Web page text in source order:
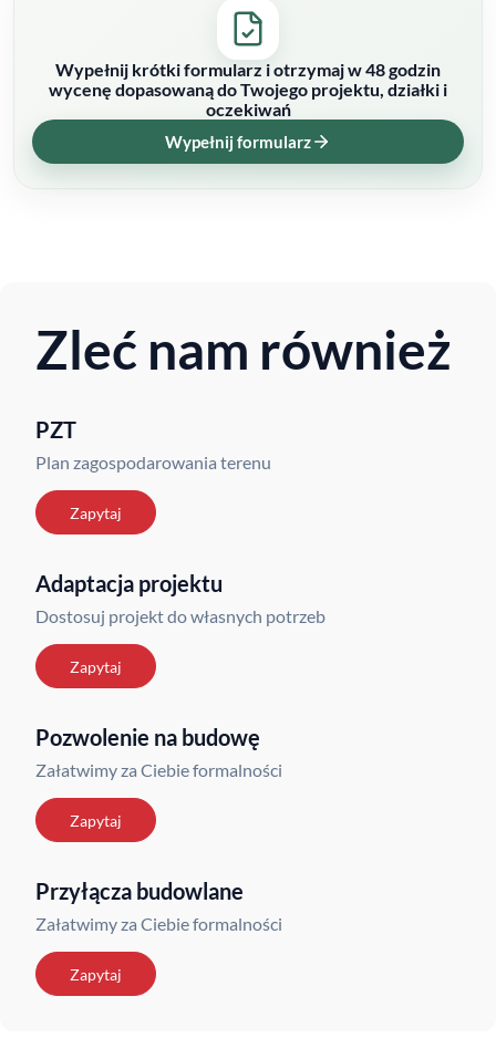
Wypełnij krótki formularz i otrzymaj w 48 godzin
wycenę dopasowaną do Twojego projektu, działki i
oczekiwań
Wypełnij formularz
Zleć nam również
PZT
Plan zagospodarowania terenu
Zapytaj
Adaptacja projektu
Dostosuj projekt do własnych potrzeb
Zapytaj
Pozwolenie na budowę
Załatwimy za Ciebie formalności
Zapytaj
Przyłącza budowlane
Załatwimy za Ciebie formalności
Zapytaj